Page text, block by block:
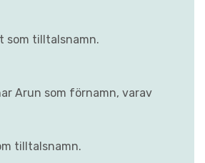
som tilltalsnamn.
Arun som förnamn, varav
tilltalsnamn.